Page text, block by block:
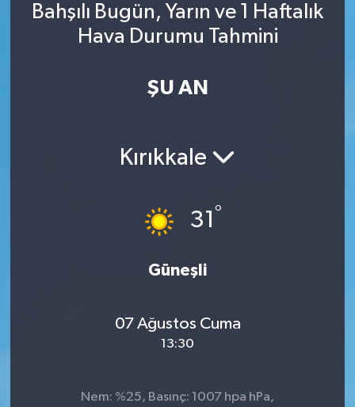
Bahşılı Bugün, Yarın ve 1 Haftalık
Hava Durumu Tahmini
ŞU AN
Kırıkkale
31 °
Güneşli
07 Ağustos Cuma
13:30
Nem: %25, Basınç: 1007 hpa hPa,
Türkiye
Haber Arşivi